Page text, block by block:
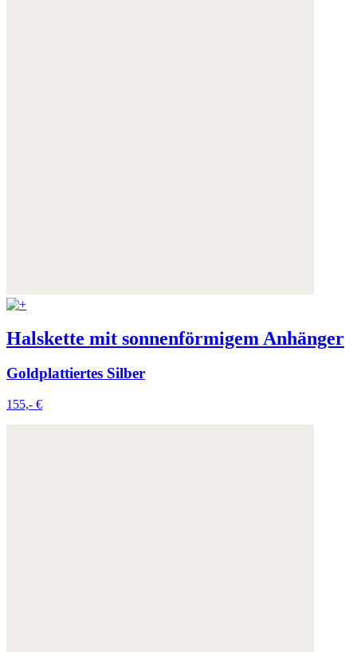
Halskette mit sonnenförmigem Anhänger
Goldplattiertes Silber
155,- €